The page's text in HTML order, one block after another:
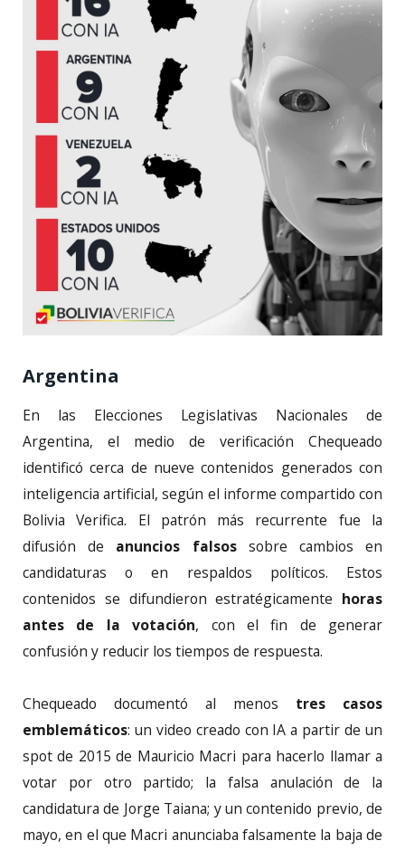
Argentina
En las Elecciones Legislativas Nacionales de
Argentina, el medio de verificación Chequeado
identificó cerca de nueve contenidos generados con
inteligencia artificial, según el informe compartido con
Bolivia Verifica. El patrón más recurrente fue la
difusión de anuncios falsossobre cambios en
candidaturas o en respaldos políticos. Estos
contenidos se difundieron estratégicamente horas
antes de la votación, con el fin de generar
confusión y reducir los tiempos de respuesta.
Chequeado documentó al menos tres casos
emblemáticos: un video creado con IA a partir de un
spot de 2015 de Mauricio Macri para hacerlo llamar a
votar por otro partido; la falsa anulación de la
candidatura de Jorge Taiana; y un contenido previo, de
mayo, en el que Macri anunciaba falsamente la baja de